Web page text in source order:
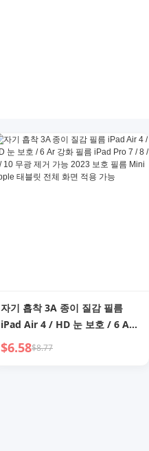
자기 흡착 3A 종이 질감 필름
iPad Air 4 / HD 눈 보호 / 6 Ar
강화 필름 iPad Pro 7 / 8 / 9 /
$6.58$8.77